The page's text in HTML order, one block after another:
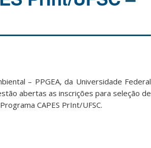
– PPGEA, da Universidade Federal
abertas as inscrições para seleção de
CAPES PrInt/UFSC.